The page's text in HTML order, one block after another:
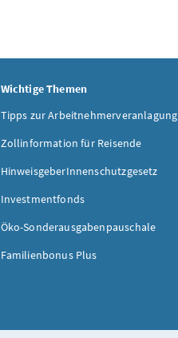
Wichtige Themen
Tipps zur Arbeitnehmerveranlagung
Zollinformation für Reisende
HinweisgeberInnenschutzgesetz
Investmentfonds
Öko-Sonderausgabenpauschale
Familienbonus Plus